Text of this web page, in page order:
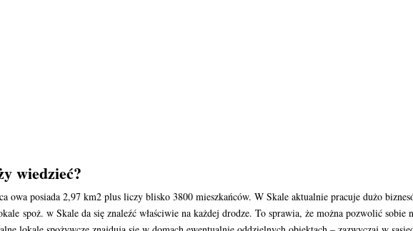
wiedzieć?
owa posiada 2,97 km2 plus liczy blisko 3800 mieszkańców. W Skale aktualnie pracuje dużo
spoż. w Skale da się znaleźć właściwie na każdej drodze. To sprawia, że można pozwolić sobie